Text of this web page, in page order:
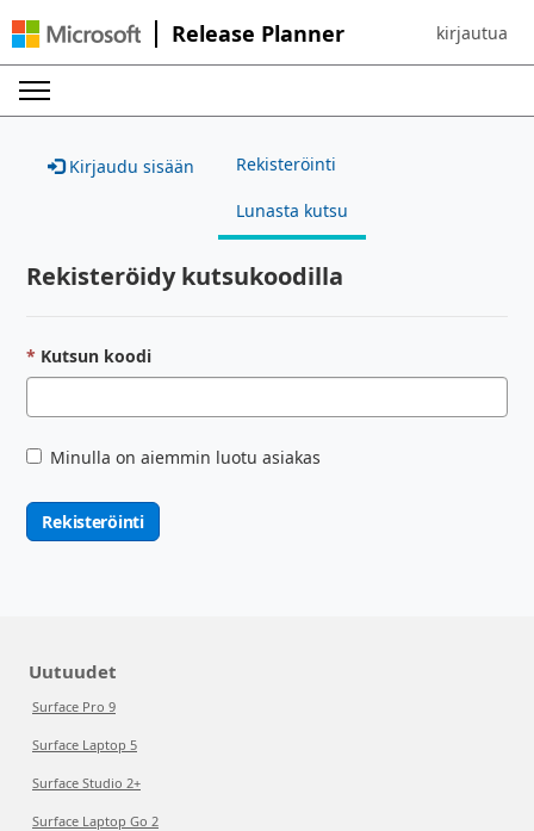
Release Planner Sign in to
kirjautua
Kirjaudu sisään Rekisteröinti
Lunasta kutsu
Rekisteröidy kutsukoodilla
Kutsun koodi
Minulla on aiemmin luotu asiakas
Rekisteröinti
Uutuudet
Surface Pro 9
Surface Laptop 5
Surface Studio 2+
Surface Laptop Go 2